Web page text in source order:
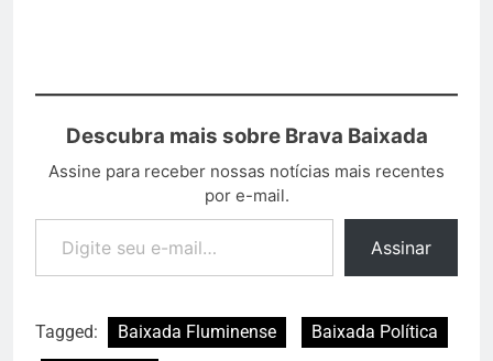
Descubra mais sobre Brava Baixada
Assine para receber nossas notícias mais recentes
por e-mail.
Assinar
Tagged: Baixada Fluminense
Baixada Política